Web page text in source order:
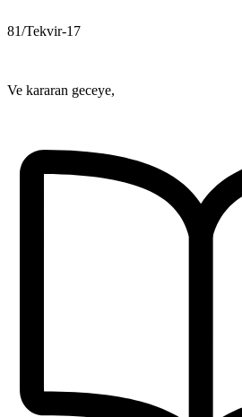
81/Tekvir-17
Ve kararan geceye,